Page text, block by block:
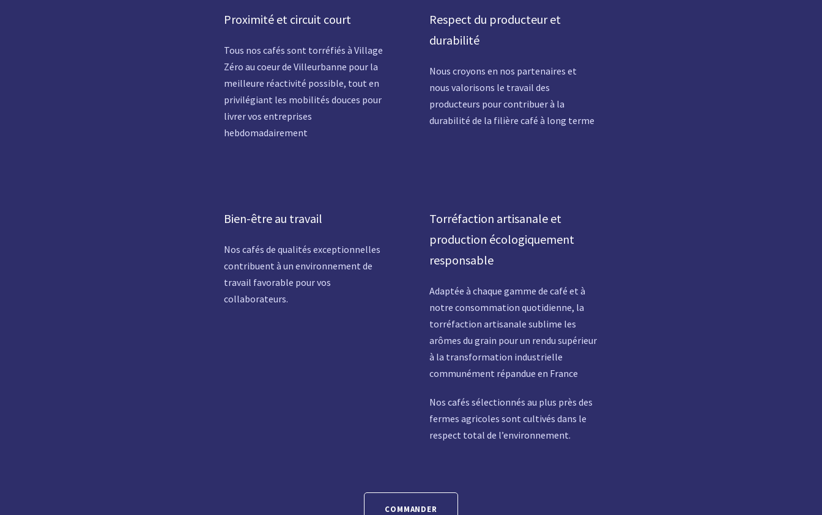
Proximité et circuit court
Tous nos cafés sont torréfiés à Village
Zéro au coeur de Villeurbanne pour la
meilleure réactivité possible, tout en
privilégiant les mobilités douces pour
livrer vos entreprises
hebdomadairement
Respect du producteur et
durabilité
Nous croyons en nos partenaires et
nous valorisons le travail des
producteurs pour contribuer à la
durabilité de la filière café à long terme
Bien-être au travail
Nos cafés de qualités exceptionnelles
contribuent à un environnement de
travail favorable pour vos
collaborateurs.
Torréfaction artisanale et
production écologiquement
responsable
Adaptée à chaque gamme de café et à
notre consommation quotidienne, la
torréfaction artisanale sublime les
arômes du grain pour un rendu supérieur
à la transformation industrielle
communément répandue en France
Nos cafés sélectionnés au plus près des
fermes agricoles sont cultivés dans le
respect total de l’environnement.
COMMANDER